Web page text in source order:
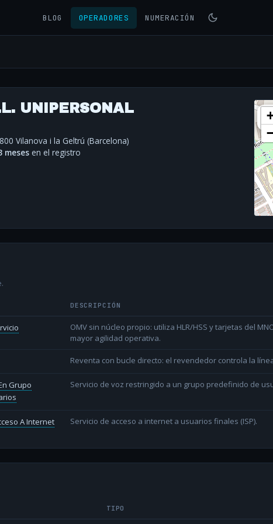
BLOG OPERADORES NUMERACIÓN
UNIPERSONAL
Vilanova i la Geltrú (Barcelona)
meses en el registro
DESCRIPCIÓN
OMV sin núcleo propio: utiliza HLR/HSS y tarjetas del
mayor agilidad operativa.
Reventa con bucle directo: el revendedor controla la
Grupo
Servicio de voz restringido a un grupo predefinido de
A Internet Servicio de acceso a internet a usuarios finales (ISP).
TIPO